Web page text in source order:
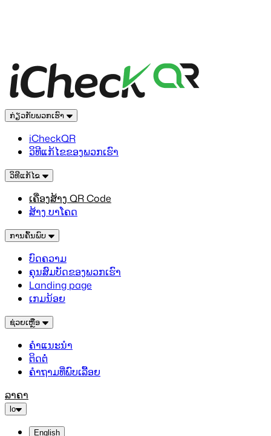
ກ່ຽວກັບພວກເຮົາ
iCheckQR
ວິທີແກ້ໄຂຂອງພວກເຮົາ
ວິທີແກ້ໄຂ
ເຄື່ອງສ້າງ QR Code
ສ້າງ ບາໂຄດ
ການຄົ້ນພົບ
ບົດຄວາມ
ຄຸນສົມບັດຂອງພວກເຮົາ
Landing page
ເກມນ້ອຍ
ຊ່ວຍເຫຼືອ
ຄຳແນະນຳ
ຕິດຕໍ່
ຄຳຖາມທີ່ພົບເລື້ອຍ
ລາຄາ
lo
English